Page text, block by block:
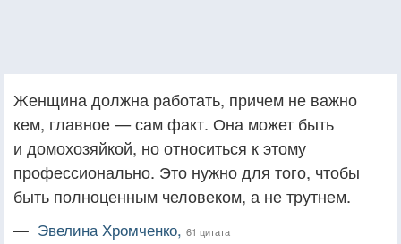
Женщина должна работать, причем не важно
кем, главное — сам факт. Она может быть
и домохозяйкой, но относиться к этому
профессионально. Это нужно для того, чтобы
быть полноценным человеком, а не трутнем.
— Эвелина Хромченко, 61 цитата